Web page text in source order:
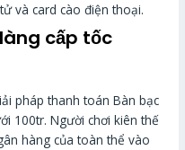
và card cào điện thoại.
cấp tốc
pháp thanh toán Bàn bạc
100tr. Người chơi kiên thế
hàng của toàn thể vào